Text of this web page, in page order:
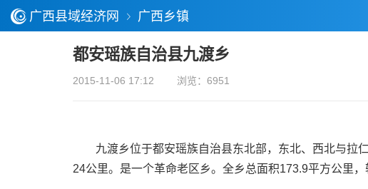
广西县域经济网 广西乡镇
都安瑶族自治县九渡乡
2015-11-06 17:12 浏览：6951
九渡乡位于都安瑶族自治县东北部，东北、西北与拉仁
24公里。是一个革命老区乡。全乡总面积173.9平方公里